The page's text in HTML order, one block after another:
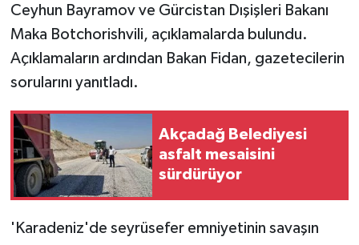
Ceyhun Bayramov ve Gürcistan Dışişleri Bakanı
Maka Botchorishvili, açıklamalarda bulundu.
Açıklamaların ardından Bakan Fidan, gazetecilerin
sorularını yanıtladı.
Akçadağ Belediyesi
asfalt mesaisini
sürdürüyor
'Karadeniz'de seyrüsefer emniyetinin savaşın